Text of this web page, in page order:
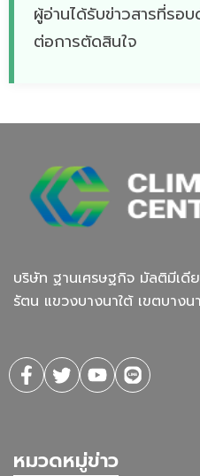
ผู้อ่านได้รับข่าวสารที่รอ
ต่อการตัดสินใจ
บริษัท ฐานเศรษฐกิจ มัลติมีเ
รัตน แขวงบางนาใต้ เขตบาง
หมวดหมู่ข่าว